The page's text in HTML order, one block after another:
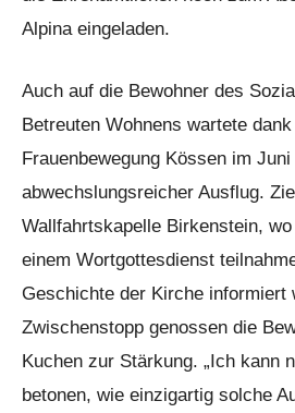
Alpina eingeladen.
Auch auf die Bewohner des
Betreuten Wohnens wartete
Frauenbewegung Kössen im Juni
abwechslungsreicher Ausflug.
Wallfahrtskapelle Birkenstein,
einem Wortgottesdienst
Geschichte der Kirche informiert
Zwischenstopp genossen die
Kuchen zur Stärkung. „Ich kann
betonen, wie einzigartig solche